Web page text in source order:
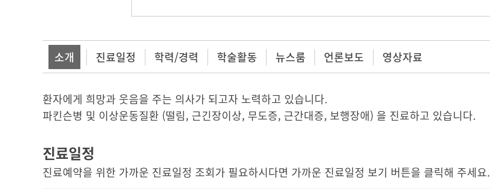
소개 진료일정 학력/경력 학술활동 뉴스룸 언론보도 영상자료
환자에게 희망과 웃음을 주는 의사가 되고자 노력하고 있습니다.
파킨슨병 및 이상운동질환 (떨림, 근긴장이상, 무도증, 근간대증, 보행장애) 을 진료하고 있습니다.
진료일정
진료예약을 위한 가까운 진료일정 조회가 필요하시다면 가까운 진료일정 보기 버튼을 클릭해 주세요.